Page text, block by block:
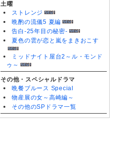
土曜
ストレンジ
晩酌の流儀5 夏編
告白-25年目の秘密-
夏色の雲が恋と嵐をまきおこす
ミッドナイト屋台2～ル・モンド
ゥ～
その他・スペシャルドラマ
晩餐ブルース Special
物産展の女～高崎編～
その他のSPドラマ一覧